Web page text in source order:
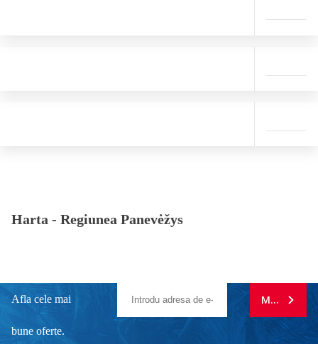
Harta - Regiunea Panevėžys
Afla cele mai
bune oferte.
MA